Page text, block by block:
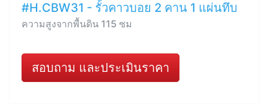
#H.CBW31 - รั้วคาวบอย 2 คาน 1 แผ่นทึบ
ความสูงจากพื้นดิน 115 ซม
สอบถาม และประเมินราคา